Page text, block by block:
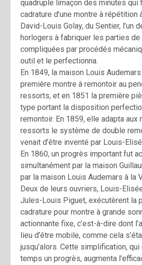
quadruple limaçon des minutes qui
cadrature d’une montre à répétition
David-Louis Golay, du Sentier, l’un
horlogers à fabriquer les parties de
compliquées par procédés
outil et le perfectionna.
En 1849, la maison Louis
première montre à remontoir au
ressorts, et en 1851 la première
type portant la disposition
remontoir. En 1859, elle adapta aux
ressorts le système de double
venait d’être inventé par Louis-
En 1860, un progrès important fut
simultanément par la maison
par la maison Louis Audemars à la
Deux de leurs ouvriers, Louis-
Jules-Louis Piguet, exécutèrent la
cadrature pour montre à grande
actionnante fixe, c’est-à-dire dont
lieu d’être mobile, comme cela
jusqu’alors. Cette simplification,
temps un progrès, augmenta